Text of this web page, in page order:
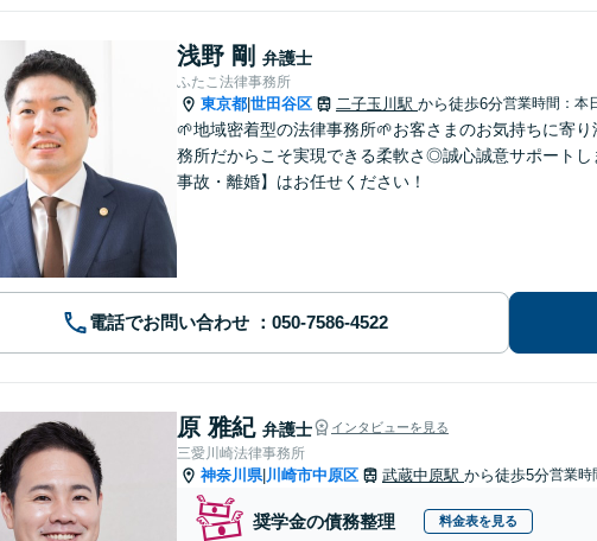
浅野 剛 弁護士
ふたこ法律事務所
東京都 世田谷区 二子玉川駅 から徒歩6分営業時間：本
🌱地域密着型の法律事務所🌱お客さまのお気持ちに寄
務所だからこそ実現できる柔軟さ◎誠心誠意サポート
事故・離婚】はお任せください！
電話でお問い合わせ
原 雅紀 弁護士 インタビューを見る
三愛川崎法律事務所
神奈川県| 川崎市中原区 武蔵中原駅 から徒歩5分営業時
奨学金の債務整理 料金表を見る